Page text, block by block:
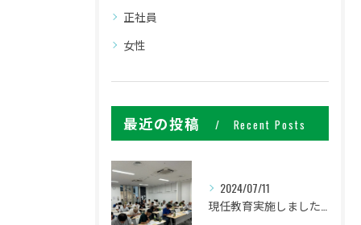
正社員
女性
最近の投稿 Recent Posts
2024/07/11